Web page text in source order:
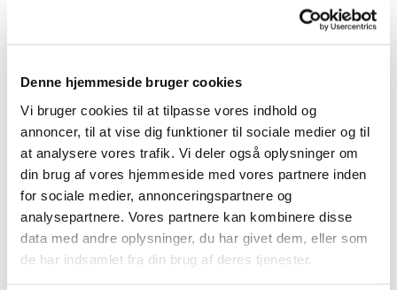
Denne hjemmeside bruger cookies
Vi bruger cookies til at tilpasse vores indhold og
annoncer, til at vise dig funktioner til sociale medier og til
at analysere vores trafik. Vi deler også oplysninger om
din brug af vores hjemmeside med vores partnere inden
for sociale medier, annonceringspartnere og
analysepartnere. Vores partnere kan kombinere disse
data med andre oplysninger, du har givet dem, eller som
de har indsamlet fra din brug af deres tjenester.
kroppen kommunikerer
I så fald er der tale
om en neuroplastisk
tilstand, hvor hjernen
- ikke kroppen - er
årsag til kroniske og
tilbagevendende
symptomer.